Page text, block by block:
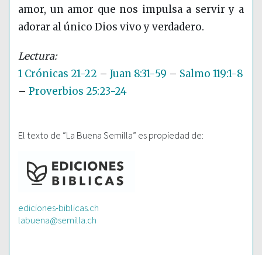
amor, un amor que nos impulsa a servir y a
adorar al único Dios vivo y verdadero.
1 Crónicas 21-22 – Juan 8:31-59 – Salmo 119:1-8
– Proverbios 25:23-24
El texto de “La Buena Semilla” es propiedad de:
ediciones-biblicas.ch
labuena@semilla.ch